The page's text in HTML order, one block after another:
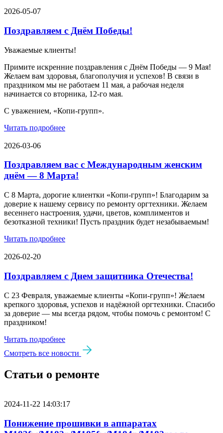
2026-05-07
Поздравляем с Днём Победы!
Уважаемые клиенты!
Примите искренние поздравления с Днём Победы — 9 Мая!
Желаем вам здоровья, благополучия и успехов! В связи в
праздником мы не работаем 11 мая, а рабочая неделя
начинается со вторника, 12-го мая.
С уважением, «Копи-групп».
Читать подробнее
2026-03-06
Поздравляем вас с Международным женским
днём — 8 Марта!
С 8 Марта, дорогие клиентки «Копи‑групп»! Благодарим за
доверие к нашему сервису по ремонту оргтехники. Желаем
весеннего настроения, удачи, цветов, комплиментов и
безотказной техники! Пусть праздник будет незабываемым!
Читать подробнее
2026-02-20
Поздравляем с Днем защитника Отечества!
С 23 Февраля, уважаемые клиенты «Копи‑групп»! Желаем
крепкого здоровья, успехов и надёжной оргтехники. Спасибо
за доверие — мы всегда рядом, чтобы помочь с ремонтом! С
праздником!
Читать подробнее
Смотреть все новости
Статьи о ремонте
2024-11-22 14:03:17
Понижение прошивки в аппаратах